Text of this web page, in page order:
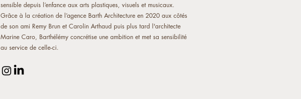
sensible depuis l’enfance aux arts plastiques, visuels et musicaux.
Grâce à la création de l’agence Barth Architecture en 2020 aux côtés
de son ami Remy Brun et Carolin Arthaud puis plus tard l'architecte
Marine Caro, Barthélémy concrétise une ambition et met sa sensibilité
au service de celle-ci.